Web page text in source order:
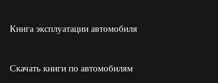
Книга эксплуатации автомобиля
Скачать книги по автомобилям